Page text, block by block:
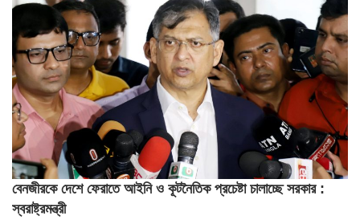
বেনজীরকে দেশে ফেরাতে আইনি ও কূটনৈতিক প্রচেষ্টা চালাচ্ছে সরকার :
স্বরাষ্ট্রমন্ত্রী